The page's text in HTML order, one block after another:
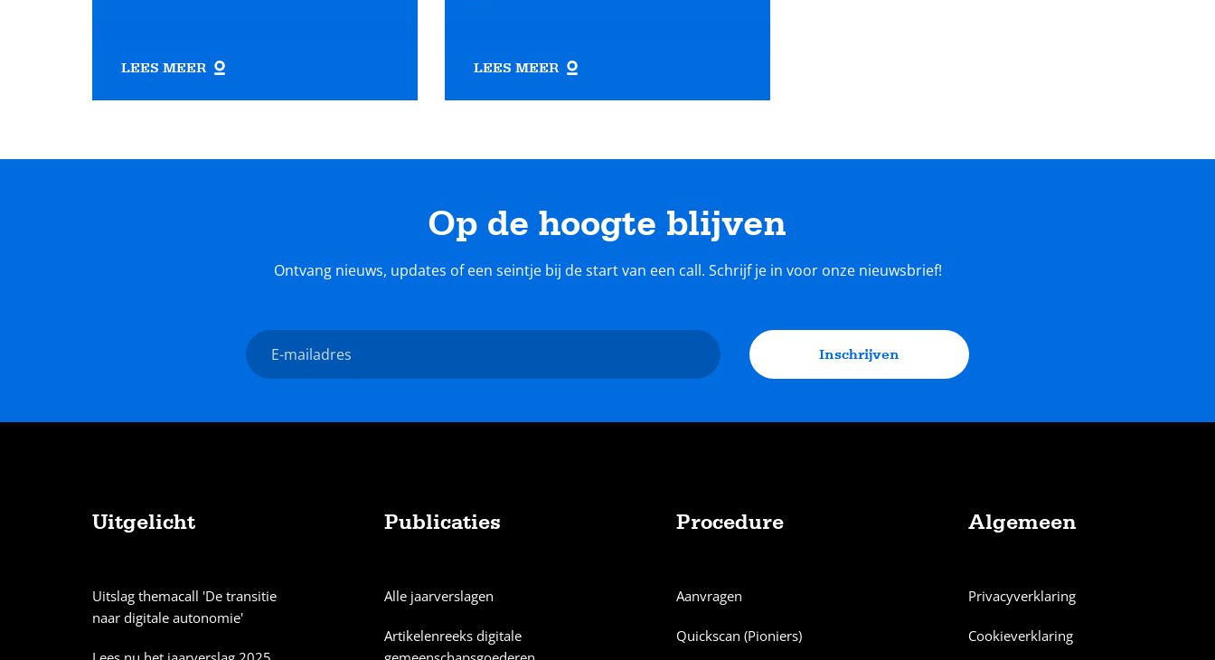
LEES MEER LEES MEER
Op de hoogte blijven
Ontvang nieuws, updates of een seintje bij de start van een call. Schrijf je in voor onze nieuwsbrief!
E-
mailadres
Inschrijven
Uitgelicht
Uitslag themacall 'De transitie
naar digitale autonomie'
Publicaties
Alle jaarverslagen
Artikelenreeks digitale
Procedure
Aanvragen
Quickscan (Pioniers)
Algemeen
Privacyverklaring
Cookieverklaring